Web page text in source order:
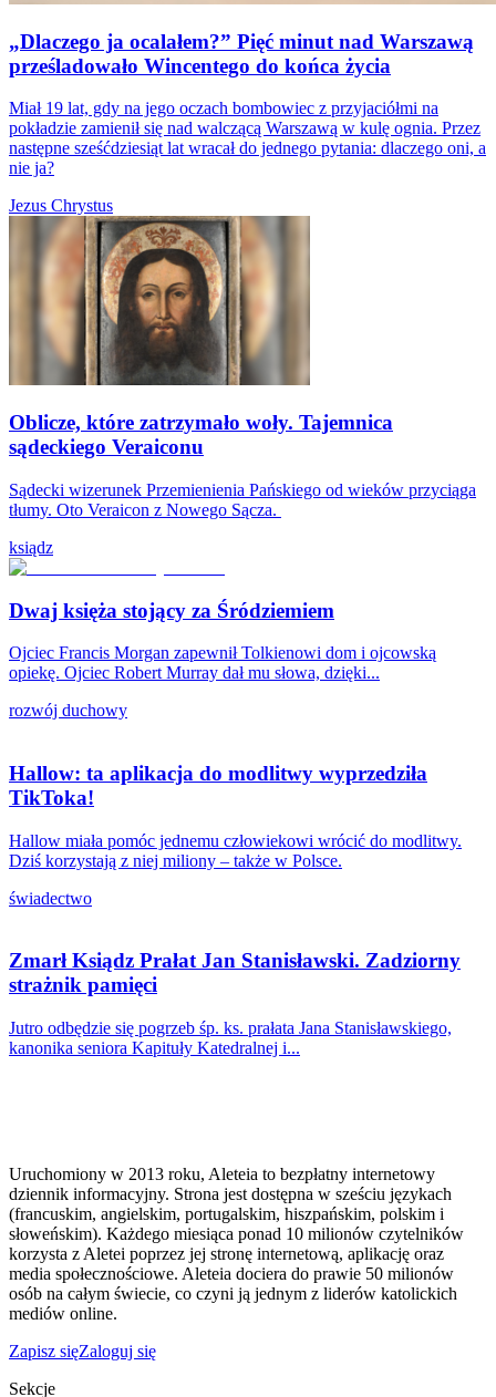
„Dlaczego ja ocalałem?” Pięć minut nad Warszawą
prześladowało Wincentego do końca życia
Miał 19 lat, gdy na jego oczach bombowiec z przyjaciółmi na
pokładzie zamienił się nad walczącą Warszawą w kulę ognia. Przez
następne sześćdziesiąt lat wracał do jednego pytania: dlaczego oni, a
nie ja?
Jezus Chrystus
Oblicze, które zatrzymało woły. Tajemnica
sądeckiego Veraiconu
Sądecki wizerunek Przemienienia Pańskiego od wieków przyciąga
tłumy. Oto Veraicon z Nowego Sącza.
ksiądz
Dwaj księża stojący za Śródziemiem
Ojciec Francis Morgan zapewnił Tolkienowi dom i ojcowską
opiekę. Ojciec Robert Murray dał mu słowa, dzięki...
rozwój duchowy
Hallow: ta aplikacja do modlitwy wyprzedziła
TikToka!
Hallow miała pomóc jednemu człowiekowi wrócić do modlitwy.
Dziś korzystają z niej miliony – także w Polsce.
świadectwo
Zmarł Ksiądz Prałat Jan Stanisławski. Zadziorny
strażnik pamięci
Jutro odbędzie się pogrzeb śp. ks. prałata Jana Stanisławskiego,
kanonika seniora Kapituły Katedralnej i...
Uruchomiony w 2013 roku, Aleteia to bezpłatny internetowy
dziennik informacyjny. Strona jest dostępna w sześciu językach
(francuskim, angielskim, portugalskim, hiszpańskim, polskim i
słoweńskim). Każdego miesiąca ponad 10 milionów czytelników
korzysta z Aletei poprzez jej stronę internetową, aplikację oraz
media społecznościowe. Aleteia dociera do prawie 50 milionów
osób na całym świecie, co czyni ją jednym z liderów katolickich
mediów online.
Zapisz sięZaloguj się
Sekcje